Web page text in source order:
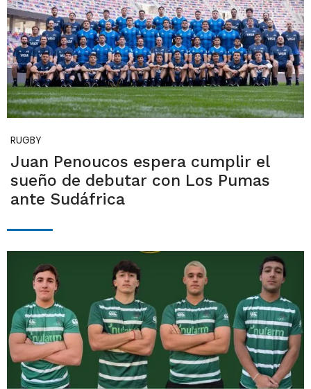
RUGBY
Juan Penoucos espera cumplir el
sueño de debutar con Los Pumas
ante Sudáfrica